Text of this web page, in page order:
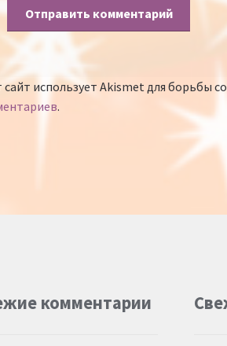
сайт использует Akismet для борьбы
.
комментарии